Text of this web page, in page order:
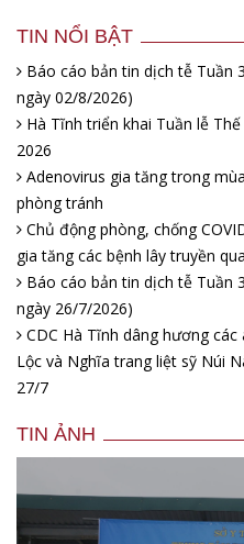
TIN NỔI BẬT
Báo cáo bản tin dịch tễ Tuần
ngày 02/8/2026)
Hà Tĩnh triển khai Tuần lễ
2026
Adenovirus gia tăng trong
phòng tránh
Chủ động phòng, chống
gia tăng các bệnh lây truyền
Báo cáo bản tin dịch tễ Tuần
ngày 26/7/2026)
CDC Hà Tĩnh dâng hương
Lộc và Nghĩa trang liệt sỹ Núi
27/7
TIN ẢNH